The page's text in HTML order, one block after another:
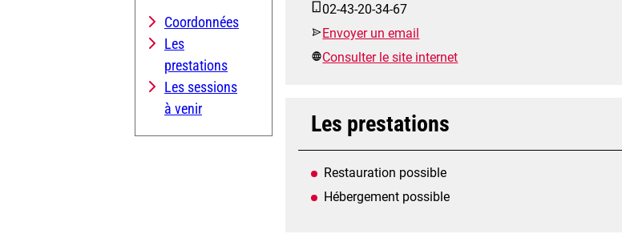
Coordonnées
Les
prestations
Les sessions
à venir
02-43-20-34-67
Envoyer un email
Consulter le site internet
Les prestations
Restauration possible
Hébergement possible